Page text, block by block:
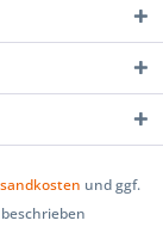
und ggf.